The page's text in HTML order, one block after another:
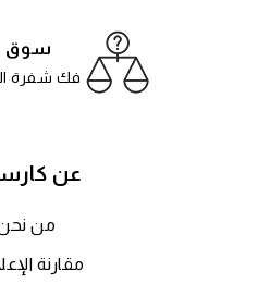
سوق
فك شفرة
عن
من
مقارنة